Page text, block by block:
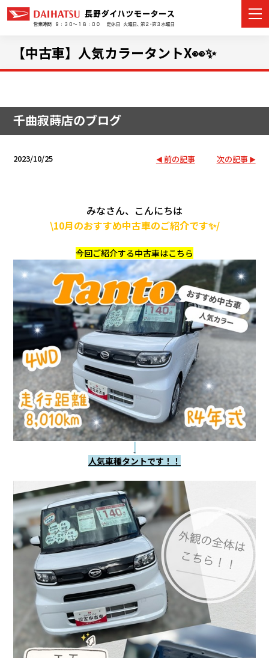
店舗情報
ご購入者サポート
会社情報
カタ
【中古車】人気カラータントX👀✨
千曲寂蒔店のブログ
2023/10/25 前の記事 次の記事
みなさん、こんにちは
\10月のおすすめ中古車のご紹介です✨/
今回ご紹介する中古車はこちら
人気車種タントです！！